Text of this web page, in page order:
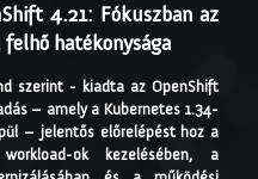
4.21: Fókuszban az
hatékonysága
szerint - kiadta az OpenShift
– amely a Kubernetes 1.34-
– jelentős előrelépést hoz a
ok kezelésében, a